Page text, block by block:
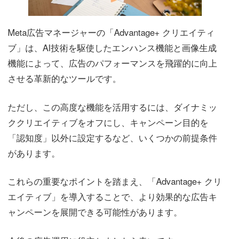
Meta広告マネージャーの「Advantage+ クリエイティ
ブ」は、AI技術を駆使したエンハンス機能と画像生成
機能によって、広告のパフォーマンスを飛躍的に向上
させる革新的なツールです。
ただし、この高度な機能を活用するには、ダイナミッ
ククリエイティブをオフにし、キャンペーン目的を
「認知度」以外に設定するなど、いくつかの前提条件
があります。
これらの重要なポイントを踏まえ、「Advantage+ クリ
エイティブ」を導入することで、より効果的な広告キ
ャンペーンを展開できる可能性があります。